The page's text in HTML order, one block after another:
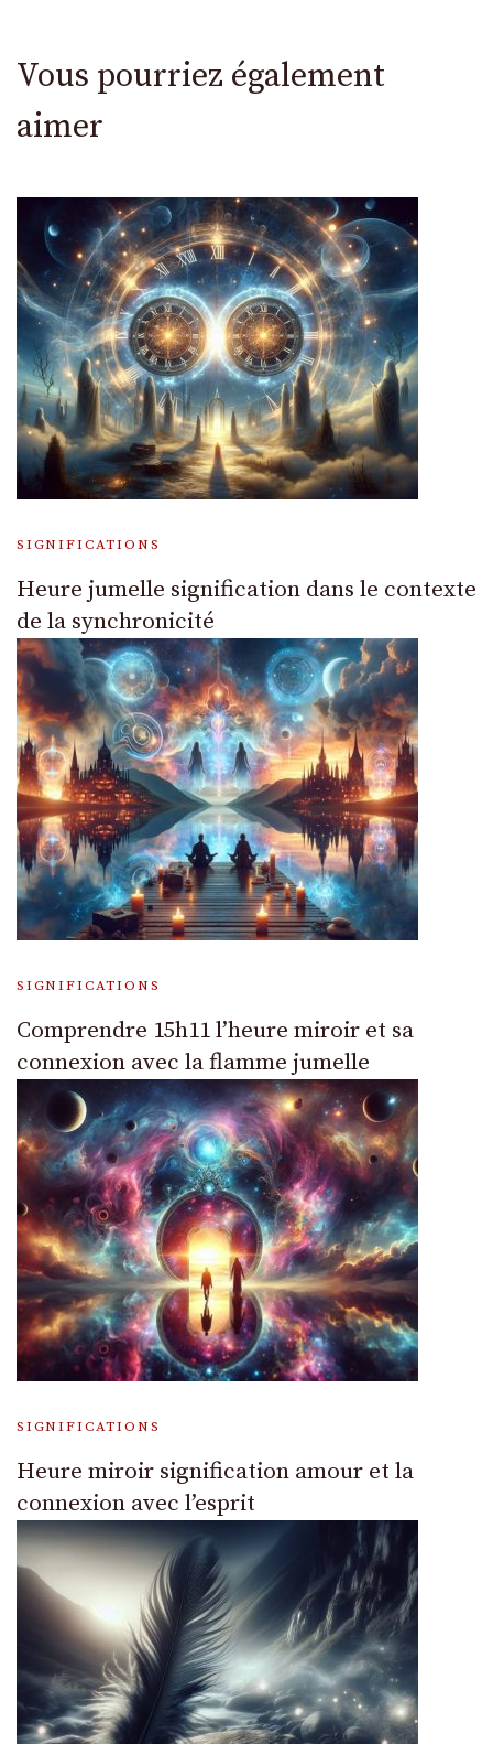
Vous pourriez également
aimer
SIGNIFICATIONS
Heure jumelle signification dans le contexte
de la synchronicité
SIGNIFICATIONS
Comprendre 15h11 l’heure miroir et sa
connexion avec la flamme jumelle
SIGNIFICATIONS
Heure miroir signification amour et la
connexion avec l’esprit